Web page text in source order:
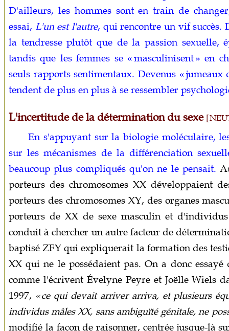
D'ailleurs, les hommes sont en train de
essai, L'un est l'autre, qui rencontre un vif succès.
la tendresse plutôt que de la passion sexuelle,
tandis que les femmes se « masculinisent » en
seuls rapports sentimentaux. Devenus « jumeaux
tendent de plus en plus à se ressembler
L'incertitude de la détermination du sexe [
En s'appuyant sur la biologie moléculaire,
sur les mécanismes de la différenciation
beaucoup plus compliqués qu'on ne le pensait.
porteurs des chromosomes XX développaient
porteurs des chromosomes XY, des organes
porteurs de XX de sexe masculin et
conduit à chercher un autre facteur de
baptisé ZFY qui expliquerait la formation des
XX qui ne le possédaient pas. On a donc
comme l'écrivent Évelyne Peyre et Joëlle Wiels
1997, « ce qui devait arriver arriva, et plusieurs
individus mâles XX, sans ambiguïté génitale, ne
modifié la façon de raisonner, centrée jusque-là